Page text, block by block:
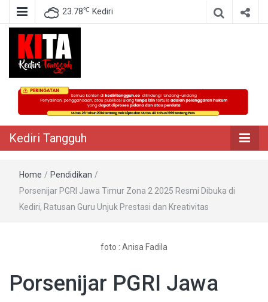
23.78℃ Kediri
Kediri Tangguh
Berita Akurat Terpercaya
Kediri Tangguh
Home / Pendidikan /
Porsenijar PGRI Jawa Timur Zona 2 2025 Resmi Dibuka di
Kediri, Ratusan Guru Unjuk Prestasi dan Kreativitas
foto : Anisa Fadila
Porsenijar PGRI Jawa